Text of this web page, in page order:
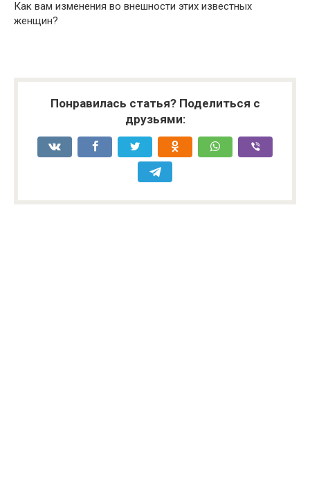
Как вам изменения во внешности этих известных
женщин?
Понравилась статья? Поделиться с
друзьями: